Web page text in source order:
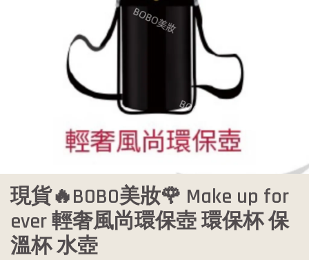
現貨🔥BOBO美妝🌹 Make up for
ever 輕奢風尚環保壺 環保杯 保
溫杯 水壺